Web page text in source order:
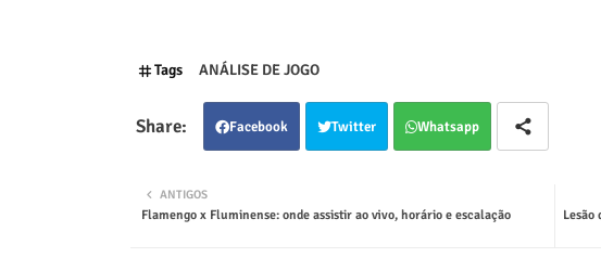
Tags ANÁLISE DE JOGO
Facebook Twitter Whatsapp
Lesão
ANTIGOS
Flamengo x Fluminense: onde assistir ao vivo, horário e escalação